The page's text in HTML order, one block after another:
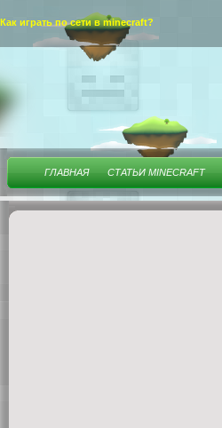
Как играть по сети в minecraft?
ГЛАВНАЯ СТАТЬИ MINECRAFT